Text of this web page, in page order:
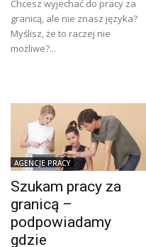
Chcesz wyjechać do pracy za
granicą, ale nie znasz języka?
Myślisz, że to raczej nie
możliwe?...
AGENCJE PRACY
Szukam pracy za
granicą –
podpowiadamy
gdzie